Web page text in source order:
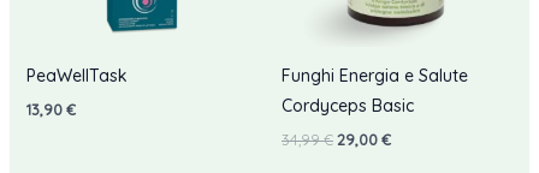
PeaWellTask
13,90€
Funghi Energia e Salute
Cordyceps Basic
34,99€Il
29,00€Il